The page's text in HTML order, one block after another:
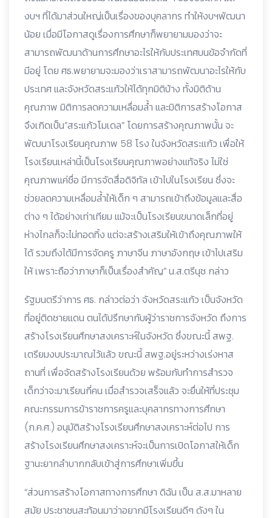
งบฯ ที่ได้มาส่วนใหญ่เป็นเรื่องของบุคลากร ทำให้งบฯพัฒนา
น้อย เมื่อมีโอกาสดูเรื่องการศึกษาก็พยายามมองว่าจะ
สามารถพัฒนาด้านการศึกษาอะไรให้กับประเทศบนข้อจำกัดที่
มีอยู่ โดย ศธ.พยายามจะมองว่าเราสามารถพัฒนาอะไรให้กับ
ประเทศ และจังหวัดสระแก้วให้ได้ทุกมิติบ้าง ทั้งมิติด้าน
คุณภาพ มิติการลดความเหลื่อมล้ำ และมิติการสร้างโอกาส
จึงเกิดเป็น”สระแก้วโมเดล” โดยการสร้างคุณภาพนั้น จะ
พัฒนาโรงเรียนคุณภาพ 58 โรง ในจังหวัดสระแก้ว เพื่อให้
โรงเรียนเหล่านี้เป็นโรงเรียนคุณภาพอย่างแท้จริง ไม่ใช่
คุณภาพแค่ชื่อ มีการจัดสื่อดิจิทัล เข้าไปในโรงเรียน ซึ่งจะ
ช่วยลดความเหลื่อมล้ำให้เด็ก ๆ สามารถเข้าถึงข้อมูลและสื่อ
ต่าง ๆ ได้อย่างเท่าเทียม แม้จะเป็นโรงเรียนขนาดเล็กที่อยู่
ห่างไกลก็จะไม่ทอดทิ้ง แต่จะสร้างเสริมให้เข้าถึงคุณภาพให้
ได้ รวมถึงได้มีการจัดครู ภาษาจีน ภาษาอังกฤษ เข้าไปเสริม
ให้ เพราะถือว่าภาษาก็เป็นเรื่องสำคัญ” น.ส.ตรีนุช กล่าว
รัฐมนตรีว่าการ ศธ. กล่าวต่อว่า จังหวัดสระแก้ว เป็นจังหวัด
ที่อยู่ติดชายแดน ตนได้ปรึกษากับผู้ว่าราชการจังหวัด ถึงการ
สร้างโรงเรียนศึกษาสงเคราะห์ในจังหวัด ซึ่งขณะนี้ สพฐ.
เตรียมงบประมาณไว้แล้ว ขณะนี้ สพฐ.อยู่ระหว่างเร่งหาส
ถานที่ เพื่อจัดสร้างโรงเรียนด้วย พร้อมกับทำการสำรวจ
เด็กว่าจะมาเรียนกี่คน เมื่อสำรวจเสร็จแล้ว จะยื่นให้ที่ประชุม
คณะกรรมการข้าราชการครูและบุคลากรทางการศึกษา
(ก.ค.ศ.) อนุมัติสร้างโรงเรียนศึกษาสงเคราะห์ต่อไป การ
สร้างโรงเรียนศึกษาสงเคราะห์จะเป็นการเปิดโอกาสให้เด็ก
ฐานะยากลำบากกลับเข้าสู่การศึกษาเพิ่มขึ้น
“ส่วนการสร้างโอกาสทางการศึกษา ดิฉัน เป็น ส.ส.มาหลาย
สมัย ประชาชนสะท้อนมาว่าอยากมีโรงเรียนดีๆ ดังๆ ใน